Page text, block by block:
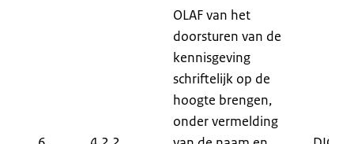
OLAF van het
doorsturen van de
kennisgeving
schriftelijk op de
hoogte brengen,
onder vermelding